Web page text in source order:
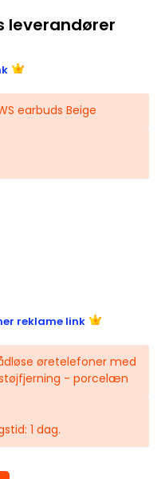
leverandører
earbuds Beige
reklame link
øretelefoner med
- porcelæn
1 dag.